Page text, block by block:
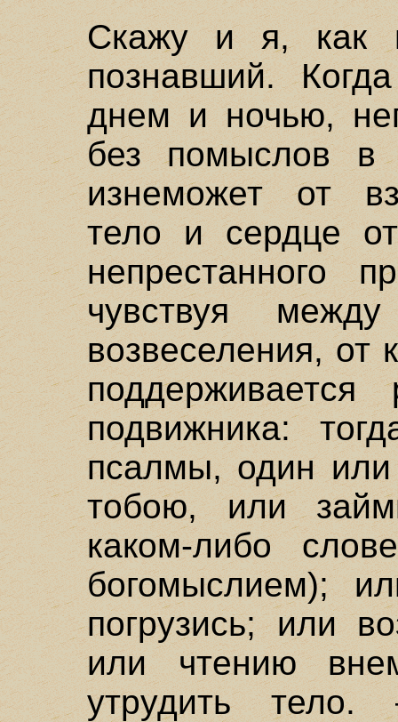
Скажу и я, как
познавший.
днем и ночью,
без помыслов
изнеможет от
тело и сердце
непрестанного
чувствуя
возвеселения, от
подвижника:
псалмы, один
тобою, или
каком-либо
богомыслием);
погрузись; или
или чтению
утрудить